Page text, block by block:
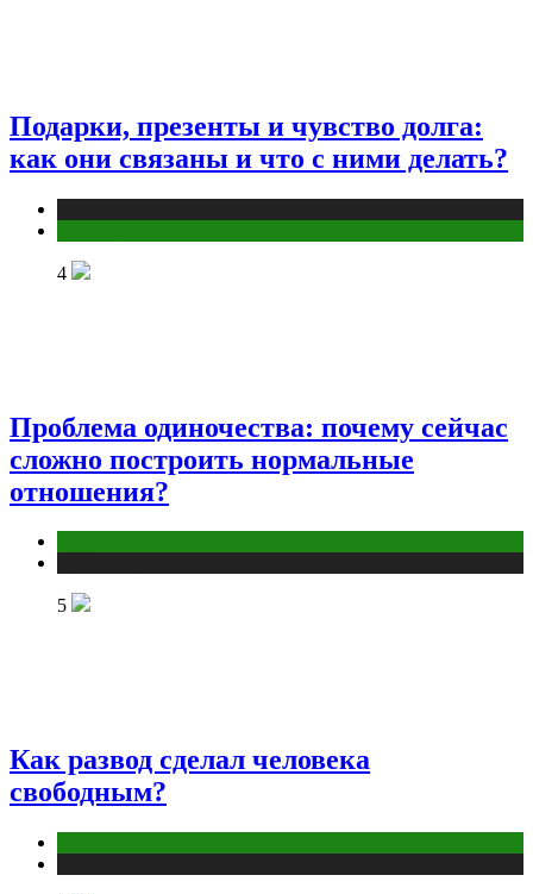
Подарки, презенты и чувство долга:
как они связаны и что с ними делать?
4
Проблема одиночества: почему сейчас
сложно построить нормальные
отношения?
5
Как развод сделал человека
свободным?